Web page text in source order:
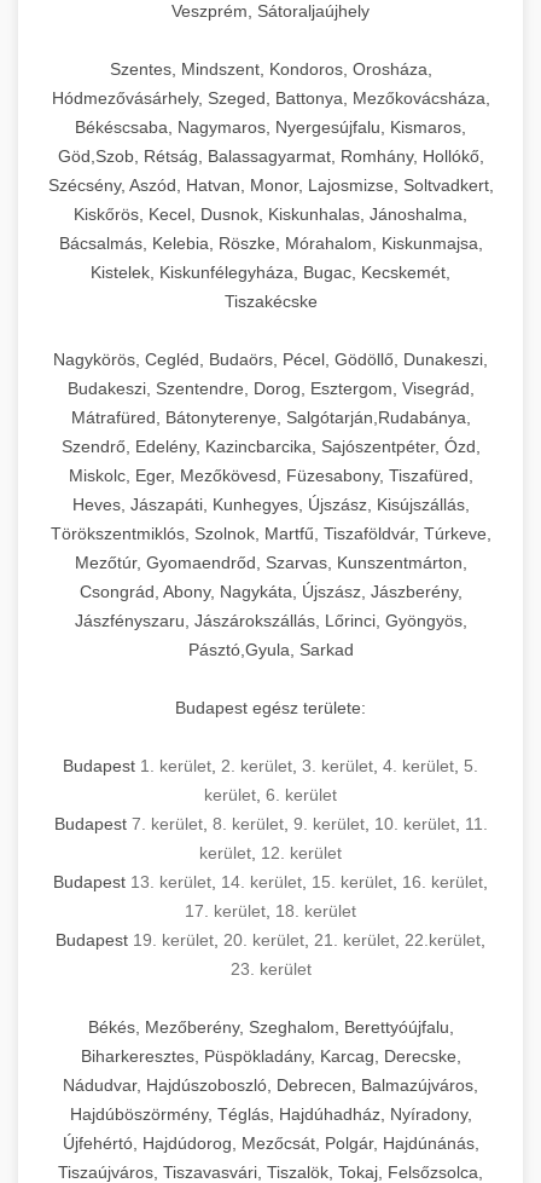
Veszprém, Sátoraljaújhely
Szentes, Mindszent, Kondoros, Orosháza,
Hódmezővásárhely, Szeged, Battonya, Mezőkovácsháza,
Békéscsaba, Nagymaros, Nyergesújfalu, Kismaros,
Göd,Szob, Rétság, Balassagyarmat, Romhány, Hollókő,
Szécsény, Aszód, Hatvan, Monor, Lajosmizse, Soltvadkert,
Kiskőrös, Kecel, Dusnok, Kiskunhalas, Jánoshalma,
Bácsalmás, Kelebia, Röszke, Mórahalom, Kiskunmajsa,
Kistelek, Kiskunfélegyháza, Bugac, Kecskemét,
Tiszakécske
Nagykörös, Cegléd, Budaörs, Pécel, Gödöllő, Dunakeszi,
Budakeszi, Szentendre, Dorog, Esztergom, Visegrád,
Mátrafüred, Bátonyterenye, Salgótarján,Rudabánya,
Szendrő, Edelény, Kazincbarcika, Sajószentpéter, Ózd,
Miskolc, Eger, Mezőkövesd, Füzesabony, Tiszafüred,
Heves, Jászapáti, Kunhegyes, Újszász, Kisújszállás,
Törökszentmiklós, Szolnok, Martfű, Tiszaföldvár, Túrkeve,
Mezőtúr, Gyomaendrőd, Szarvas, Kunszentmárton,
Csongrád, Abony, Nagykáta, Újszász, Jászberény,
Jászfényszaru, Jászárokszállás, Lőrinci, Gyöngyös,
Pásztó,Gyula, Sarkad
Budapest egész területe:
Budapest 1. kerület 2. kerület 3. kerület 4. kerület 5.
kerület 6. kerület
Budapest 7. kerület, 8. kerület, 9. kerület, 10. kerület, 11.
kerület 12. kerület
Budapest 13. kerület 14. kerület 15. kerület 16. kerület
17. kerület 18. kerület
Budapest 19. kerület 20. kerület 21. kerület 22.kerület
23. kerület
Békés, Mezőberény, Szeghalom, Berettyóújfalu,
Biharkeresztes, Püspökladány, Karcag, Derecske,
Nádudvar, Hajdúszoboszló, Debrecen, Balmazújváros,
Hajdúböszörmény, Téglás, Hajdúhadház, Nyíradony,
Újfehértó, Hajdúdorog, Mezőcsát, Polgár, Hajdúnánás,
Tiszaújváros, Tiszavasvári, Tiszalök, Tokaj, Felsőzsolca,